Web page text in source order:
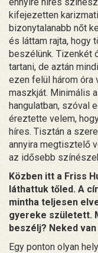
kifejezetten
bizonytalanabb nőt
és láttam rajta, hogy
beszélünk. Tizenkét
tartani, de aztán
ezen felül három óra
maszkját. Minimális
hangulatban, szóval
éreztette velem,
híres. Tisztán a
annyira megtisztelő
az idősebb
Közben itt a Friss
láthattuk tőled. A
mintha teljesen
gyereke született.
beszélj? Neked
Egy ponton olyan